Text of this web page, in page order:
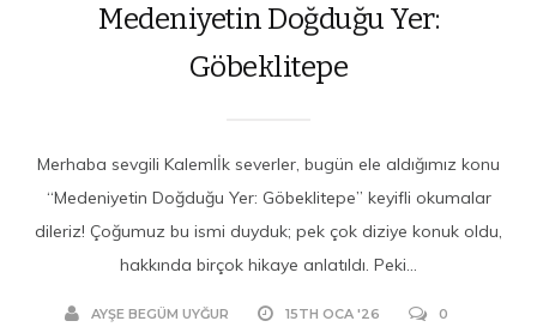
Medeniyetin Doğduğu Yer:
Göbeklitepe
Merhaba sevgili Kalemlİk severler, bugün ele aldığımız konu
“Medeniyetin Doğduğu Yer: Göbeklitepe” keyifli okumalar
dileriz! Çoğumuz bu ismi duyduk; pek çok diziye konuk oldu,
hakkında birçok hikaye anlatıldı. Peki...
AYŞE BEGÜM UYĞUR 15TH OCA '26 0